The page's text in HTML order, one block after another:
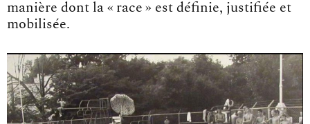
manière dont la « race » est définie, justifiée et
mobilisée.